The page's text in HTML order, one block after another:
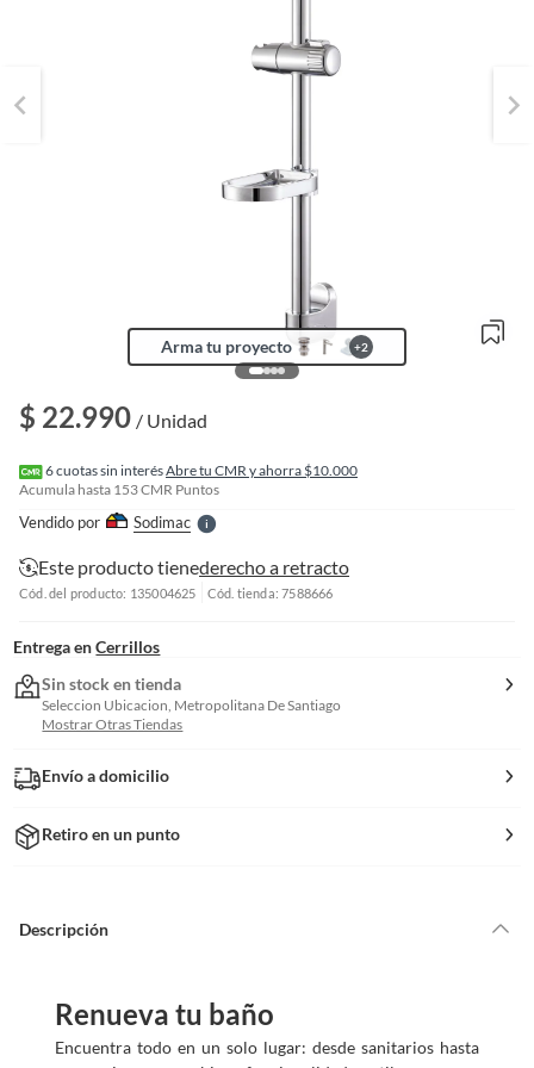
Arma tu proyecto +2
$ 22.990 / Unidad
6cuotas sin interésAbre tu CMR y ahorra $10.000
Acumula hasta 153CMR Puntos
Vendido por SodimacS
l
l
r
o
Este producto tienederecho a retracto
Cód. del producto: 135004625 Cód. tienda: 7588666
Entrega en Cerrillos
Sin stock en tienda
Seleccion Ubicacion, Metropolitana De Santiago
Mostrar Otras Tiendas
Envío a domicilio
Retiro en un punto
Descripción
Renueva tu baño
Encuentra todo en un solo lugar: desde sanitarios hasta